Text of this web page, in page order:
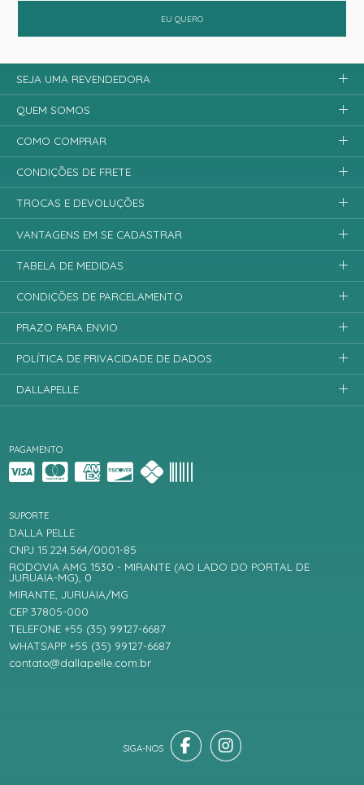
EU QUERO
PAGAMENTO
SUPORTE
DALLA PELLE
CNPJ 15.224.564/0001-85
RODOVIA AMG 1530 - MIRANTE (AO LADO DO PORTAL DE
JURUAIA-MG), 0
MIRANTE, JURUAIA/MG
CEP 37805-000
TELEFONE +55 (35) 99127-6687
WHATSAPP +55 (35) 99127-6687
contato@dallapelle.com.br
SEJA UMA REVENDEDORA
QUEM SOMOS
COMO COMPRAR
CONDIÇÕES DE FRETE
TROCAS E DEVOLUÇÕES
VANTAGENS EM SE CADASTRAR
TABELA DE MEDIDAS
CONDIÇÕES DE PARCELAMENTO
PRAZO PARA ENVIO
POLÍTICA DE PRIVACIDADE DE DADOS
DALLAPELLE